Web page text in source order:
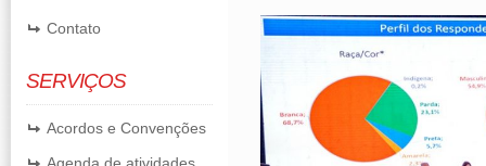
Contato
SERVIÇOS
Acordos e Convenções